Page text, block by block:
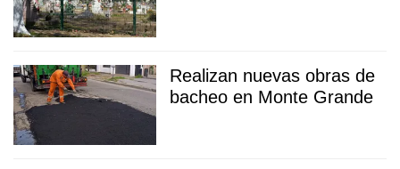
Realizan nuevas obras de
bacheo en Monte Grande